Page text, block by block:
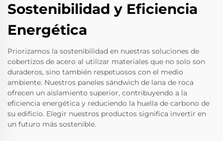
Sostenibilidad y Eficiencia
Energética
Priorizamos la sostenibilidad en nuestras soluciones de
cobertizos de acero al utilizar materiales que no solo son
duraderos, sino también respetuosos con el medio
ambiente. Nuestros paneles sándwich de lana de roca
ofrecen un aislamiento superior, contribuyendo a la
eficiencia energética y reduciendo la huella de carbono de
su edificio. Elegir nuestros productos significa invertir en
un futuro más sostenible.